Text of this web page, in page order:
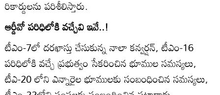
రికార్డులను పరిశీలిస్తారు.
ఆర్డీవో పరిధిలోకి వచ్చేవి ఇవే..!
టీఎం-7లో దరఖాస్తు చేసుకున్న నాలా కన్వర్షన్‌, టీఎం-16
పరిధిలోకి వచ్చే ప్రభుత్వం సేకరించిన భూముల సమస్యలు,
టీఎ-20 లోని ఎన్నారైల భూములకు సంబంధించిన సమస్యలు,